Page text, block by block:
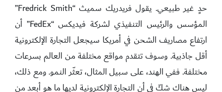
حدٍ غير طبيعي. يقول فريدريك سميث “Fredrick Smith”
المؤسس والرئيس التنفيذي لشركة فيديكس “FedEx” أن
ارتفاع مصاريف الشحن في أمريكا سيجعل التجارة الإلكترونية
أقل جاذبية. وسوف تتقدم مواقع مختلفة من العالم بسرعات
مختلفة. ففي الهند، على سبيل المثال، تعثّر النمو. ومع ذلك،
ليس هناك شكّ في أن التجارة الإلكترونية لديها ما هو أبعد من